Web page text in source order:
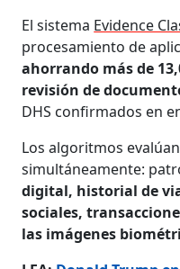
El sistema Evidence
procesamiento de
ahorrando más de
revisión de
DHS confirmados en
Los algoritmos
simultáneamente:
digital, historial de
sociales,
las imágenes